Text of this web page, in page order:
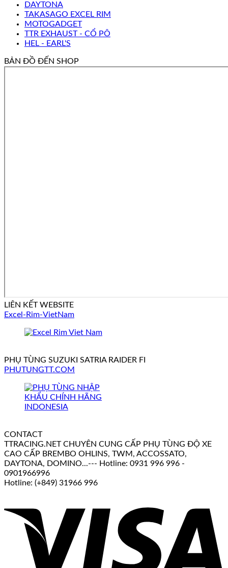
DAYTONA
TAKASAGO EXCEL RIM
MOTOGADGET
TTR EXHAUST - CỔ PÔ
HEL - EARL'S
BẢN ĐỒ ĐẾN SHOP
LIÊN KẾT WEBSITE
Excel-Rim-VietNam
PHỤ TÙNG SUZUKI SATRIA RAIDER FI
PHUTUNGTT.COM
CONTACT
TTRACING.NET CHUYÊN CUNG CẤP PHỤ TÙNG ĐỘ XE
CAO CẤP BREMBO OHLINS, TWM, ACCOSSATO,
DAYTONA, DOMINO...--- Hotline: 0931 996 996 -
0901966996
Hotline: (+849) 31966 996